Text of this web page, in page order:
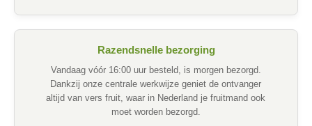
Razendsnelle bezorging
Vandaag vóór 16:00 uur besteld, is morgen bezorgd.
Dankzij onze centrale werkwijze geniet de ontvanger
altijd van vers fruit, waar in Nederland je fruitmand ook
moet worden bezorgd.